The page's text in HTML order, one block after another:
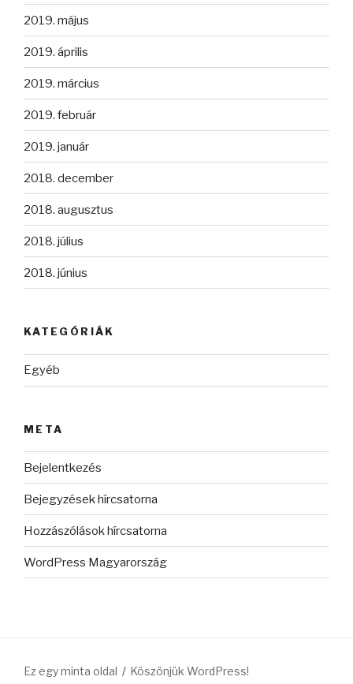
2019. május
2019. április
2019. március
2019. február
2019. január
2018. december
2018. augusztus
2018. július
2018. június
KATEGÓRIÁK
Egyéb
META
Bejelentkezés
Bejegyzések hírcsatorna
Hozzászólások hírcsatorna
WordPress Magyarország
Ez egy minta oldal Köszönjük WordPress!